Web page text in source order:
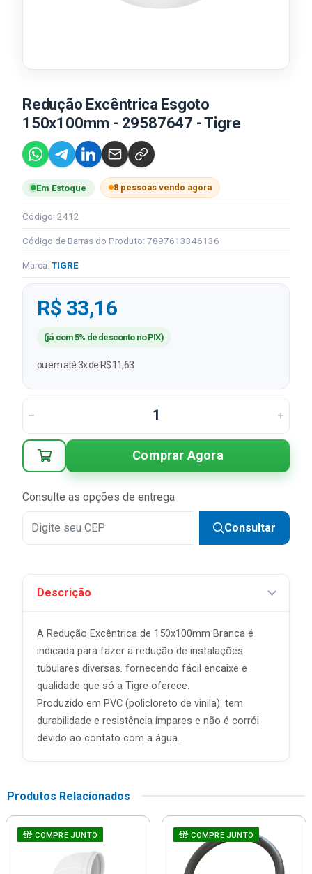
Redução Excêntrica Esgoto
150x100mm - 29587647 - Tigre
Em Estoque 8 pessoas vendo agora
Código: 2412
Código de Barras do Produto: 7897613346136
Marca: TIGRE
R$ 33,16
(já com 5% de desconto no PIX)
ou em até 3x de R$ 11,63
Comprar Agora
Consulte as opções de entrega
Consultar
Descrição
A Redução Excêntrica de 150x100mm Branca é
indicada para fazer a redução de instalações
tubulares diversas. fornecendo fácil encaixe e
qualidade que só a Tigre oferece.
Produzido em PVC (policloreto de vinila). tem
durabilidade e resistência ímpares e não é corrói
devido ao contato com a água.
Produtos Relacionados
COMPRE JUNTO COMPRE JUNTO